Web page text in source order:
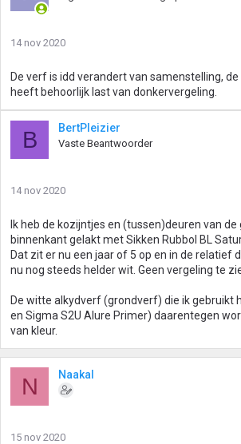
14 nov 2020
De verf is idd verandert van samenstelling,
heeft behoorlijk last van donkervergeling.
B BertPleizier
Vaste Beantwoorder
14 nov 2020
Ik heb de kozijntjes en (tussen)deuren van de
binnenkant gelakt met Sikken Rubbol BL
Dat zit er nu een jaar of 5 op en in de relatief
nu nog steeds helder wit. Geen vergeling te
De witte alkydverf (grondverf) die ik gebruikt
en Sigma S2U Alure Primer) daarentegen
van kleur.
N Naakal
15 nov 2020